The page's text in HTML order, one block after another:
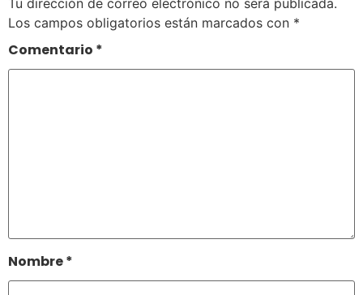
Los campos obligatorios están marcados con *
Comentario *
Nombre*